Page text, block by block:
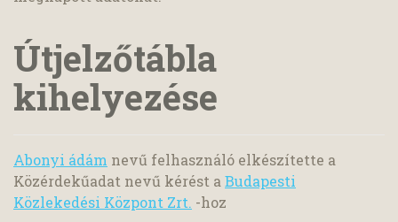
Útjelzőtábla
kihelyezése
Abonyi ádám nevű felhasználó elkészítette a
Közérdekűadat nevű kérést a Budapesti
Közlekedési Központ Zrt. -hoz